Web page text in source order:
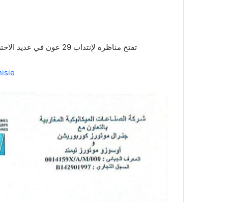
شركة الصناعات الميكانيكية المغاربية ISUZU تفتح مناظرة لإنتداب 29 عون في عديد الاختصاصات